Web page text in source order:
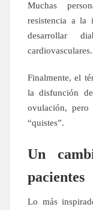
Muchas
resistencia a la
desarrollar
cardiovasculares.
Finalmente, el
la disfunción
ovulación,
“quistes”.
Un
pacientes
Lo más